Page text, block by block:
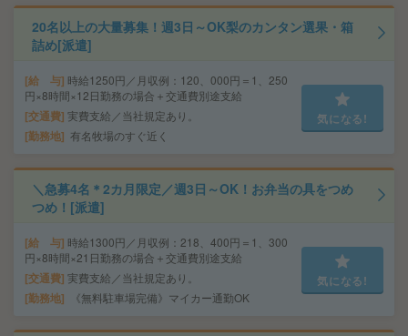
20名以上の大量募集！週3日～OK梨のカンタン選果・箱
詰め[派遣]
給 与 時給1250円／月収例：120、000円＝1、250
円×8時間×12日勤務の場合＋交通費別途支給
交通費 実費支給／当社規定あり。
勤務地 有名牧場のすぐ近く
気になる!
＼急募4名＊2カ月限定／週3日～OK！お弁当の具をつめ
つめ！[派遣]
給 与 時給1300円／月収例：218、400円＝1、300
円×8時間×21日勤務の場合＋交通費別途支給
交通費 実費支給／当社規定あり。
勤務地 《無料駐車場完備》マイカー通勤OK
気になる!